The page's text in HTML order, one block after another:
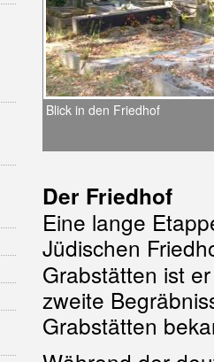
Blick in den Friedhof
Der Friedhof
Eine lange
Jüdischen
Grabstätten ist
zweite
Grabstätten